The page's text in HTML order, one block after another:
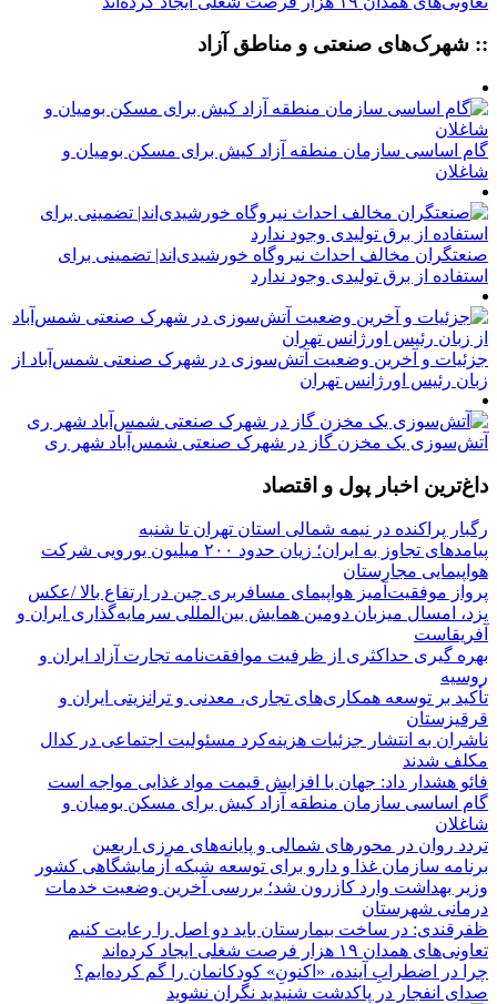
:: شهرک‌های صنعتی و مناطق آزاد
گام اساسی سازمان منطقه آزاد کیش برای مسکن بومیان و
شاغلان
صنعتگران مخالف احداث نیروگاه خورشیدی‌اند| تضمینی برای
استفاده از برق تولیدی وجود ندارد
جزئیات و آخرین وضعیت آتش‌سوزی در شهرک صنعتی شمس‌آباد از
زبان رئیس اورژانس تهران
آتش‌سوزی یک مخزن گاز در شهرک صنعتی شمس‌آباد شهر ری
داغ‌ترین اخبار پول و اقتصاد
رگبار پراکنده در نیمه شمالی استان تهران تا شنبه
پیامدهای تجاوز به ایران؛ زیان حدود ۲۰۰ میلیون یورویی شرکت
هواپیمایی مجارستان
پرواز موفقیت‌آمیز هواپیمای مسافربری چین در ارتفاع بالا /عکس
یزد، امسال میزبان دومین همایش بین‌المللی سرمایه‌گذاری ایران و
آفریقاست
بهره گیری حداکثری از ظرفیت موافقت‌نامه تجارت آزاد ایران و
روسیه
تأکید بر توسعه همکاری‌های تجاری، معدنی و ترانزیتی ایران و
قرقیزستان
ناشران به انتشار جزئیات هزینه‌کرد مسئولیت اجتماعی در کدال
مکلف شدند
فائو هشدار داد: جهان با افزایش قیمت مواد غذایی مواجه است
گام اساسی سازمان منطقه آزاد کیش برای مسکن بومیان و
شاغلان
تردد روان در محورهای شمالی و پایانه‌های مرزی اربعین
برنامه سازمان غذا و دارو برای توسعه شبکه آزمایشگاهی کشور
وزیر بهداشت وارد کازرون شد؛ بررسی آخرین وضعیت خدمات
درمانی شهرستان
ظفرقندی: در ساخت بیمارستان باید دو اصل را رعایت کنیم
تعاونی‌های همدان ۱۹ هزار فرصت شغلی ایجاد کرده‌اند
چرا در اضطرابِ آینده، «اکنونِ» کودکانمان را گم کرده‌ایم؟
صدای انفجار در پاکدشت شنیدید نگران نشوید